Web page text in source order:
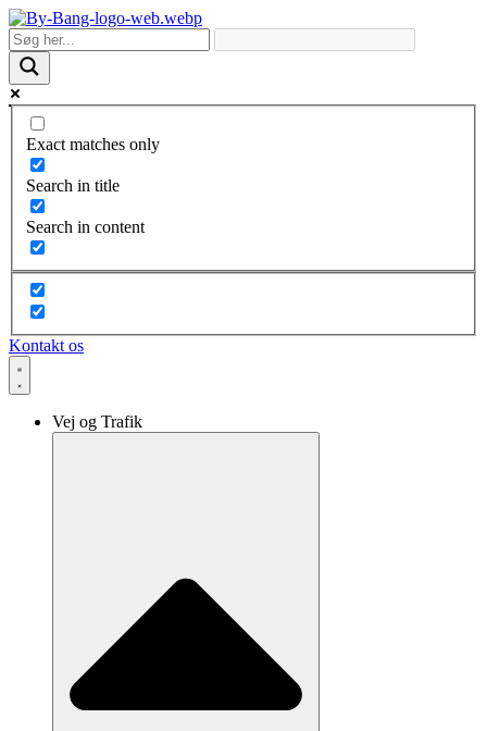
Skip
to
content
Exact matches only
Search in title
Search in content
Kontakt os
Vej og Trafik